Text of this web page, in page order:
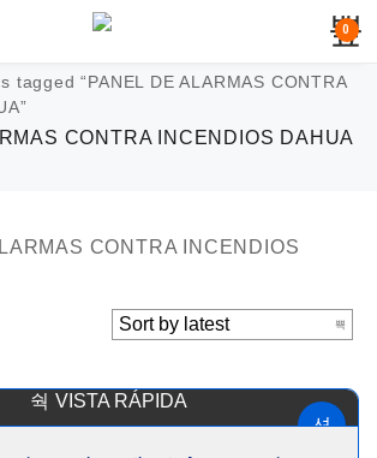
0
tagged “PANEL DE ALARMAS CONTRA
CONTRA INCENDIOS DAHUA
VISTA RÁPIDA